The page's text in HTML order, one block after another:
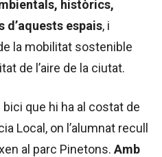
històrics,
espais, i
la mobilitat sostenible
de l’aire de la ciutat.
bici que hi ha al costat de
Local, on l’alumnat recull
al parc Pinetons. Amb